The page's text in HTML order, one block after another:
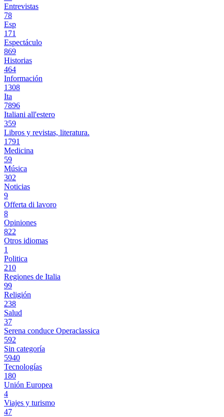
Entrevistas
78
Esp
171
Espectáculo
869
Historias
464
Información
1308
Ita
7896
Italiani all'estero
359
Libros y revistas, literatura.
1791
Medicina
59
Música
302
Noticias
9
Offerta di lavoro
8
Opiniones
822
Otros idiomas
1
Politica
210
Regiones de Italia
99
Religión
238
Salud
37
Serena conduce Operaclassica
592
Sin categoría
5940
Tecnologías
180
Unión Europea
4
Viajes y turismo
47